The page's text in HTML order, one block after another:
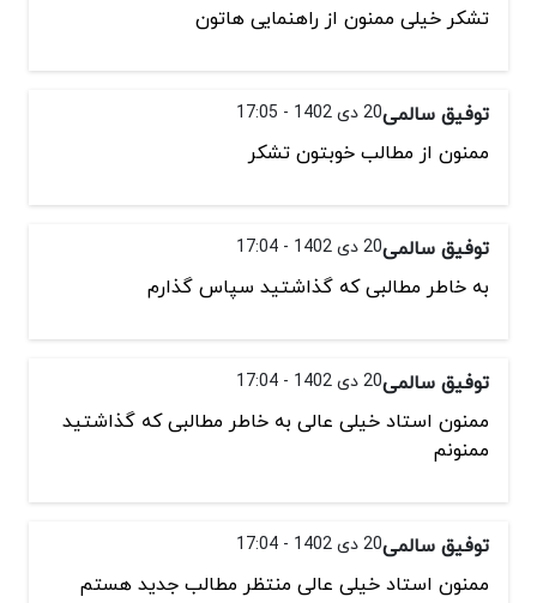
تشکر خیلی ممنون از راهنمایی هاتون
توفیق سالمی20 دی 1402 - 17:05
ممنون از مطالب خوبتون تشکر
توفیق سالمی20 دی 1402 - 17:04
به خاطر مطالبی که گذاشتید سپاس گذارم
توفیق سالمی20 دی 1402 - 17:04
ممنون استاد خیلی عالی به خاطر مطالبی که گذاشتید
ممنونم
توفیق سالمی20 دی 1402 - 17:04
ممنون استاد خیلی عالی منتظر مطالب جدید هستم